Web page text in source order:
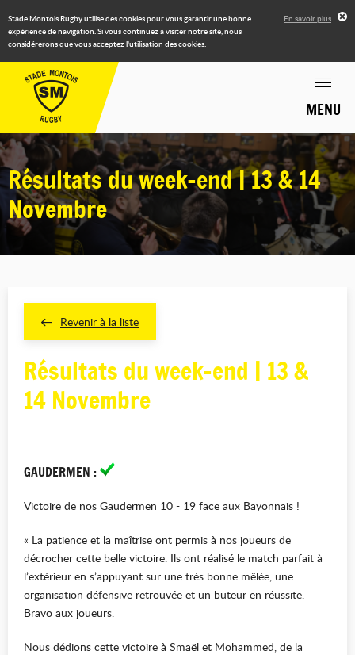
Stade Montois Rugby utilise des cookies pour vous garantir une bonne
expérience de navigation. Si vous continuez à visiter notre site, nous
considérerons que vous acceptez l'utilisation des cookies.
En savoir plus
MENU
Résultats du week-end | 13 & 14
Novembre
Revenir à la liste
Résultats du week-end | 13 &
14 Novembre
GAUDERMEN :
Victoire de nos Gaudermen 10 - 19 face aux Bayonnais !
« La patience et la maîtrise ont permis à nos joueurs de
décrocher cette belle victoire. Ils ont réalisé le match parfait à
l’extérieur en s’appuyant sur une très bonne mêlée, une
organisation défensive retrouvée et un buteur en réussite.
Bravo aux joueurs.
Nous dédions cette victoire à Smaël et Mohammed, de la